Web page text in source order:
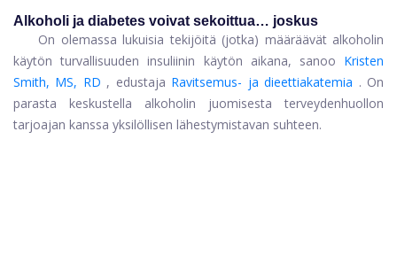
Alkoholi ja diabetes voivat sekoittua… joskus
On olemassa lukuisia tekijöitä (jotka) määräävät alkoholin
käytön turvallisuuden insuliinin käytön aikana, sanoo Kristen
Smith, MS, RD , edustaja Ravitsemus- ja dieettiakatemia . On
parasta keskustella alkoholin juomisesta terveydenhuollon
tarjoajan kanssa yksilöllisen lähestymistavan suhteen.